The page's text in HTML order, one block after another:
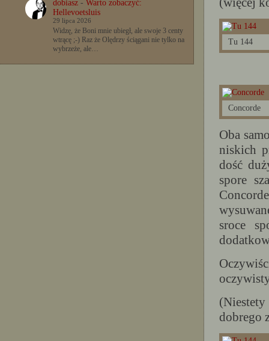
dobiasz- Warto zobaczyć:
Hellevoetsluis
29 lipca 2026
Widzę, że Boni mnie ubiegł, ale swoje 3 centy
wtrącę ;-) Raz że Olędrzy ściągani nie tylko na
wybrzeże, ale…
Tu 144
Concorde
Oba
niskich
dość
spore
sroce
(Niestety
dobrego